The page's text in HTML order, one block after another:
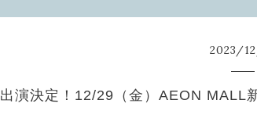
2023/12
出演決定！12/29（金）AEON MALL